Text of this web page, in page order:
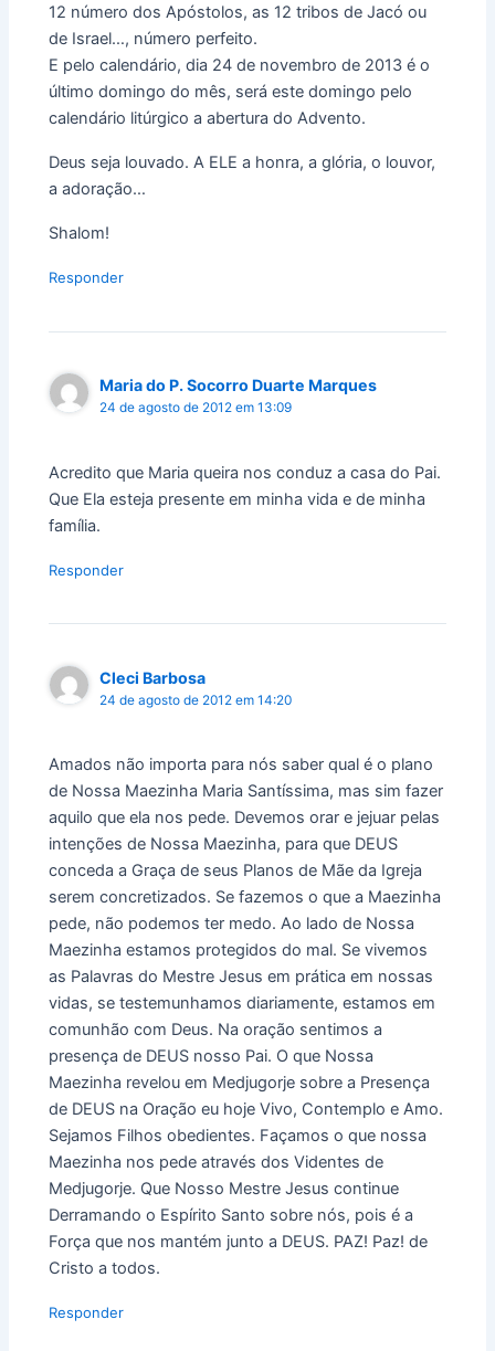
12 número dos Apóstolos, as 12 tribos de Jacó ou
de Israel…, número perfeito.
E pelo calendário, dia 24 de novembro de 2013 é o
último domingo do mês, será este domingo pelo
calendário litúrgico a abertura do Advento.
Deus seja louvado. A ELE a honra, a glória, o louvor,
a adoração…
Shalom!
Responder
Maria do P. Socorro Duarte Marques
24 de agosto de 2012 em 13:09
Acredito que Maria queira nos conduz a casa do Pai.
Que Ela esteja presente em minha vida e de minha
família.
Responder
Cleci Barbosa
24 de agosto de 2012 em 14:20
Amados não importa para nós saber qual é o plano
de Nossa Maezinha Maria Santíssima, mas sim fazer
aquilo que ela nos pede. Devemos orar e jejuar pelas
intenções de Nossa Maezinha, para que DEUS
conceda a Graça de seus Planos de Mãe da Igreja
serem concretizados. Se fazemos o que a Maezinha
pede, não podemos ter medo. Ao lado de Nossa
Maezinha estamos protegidos do mal. Se vivemos
as Palavras do Mestre Jesus em prática em nossas
vidas, se testemunhamos diariamente, estamos em
comunhão com Deus. Na oração sentimos a
presença de DEUS nosso Pai. O que Nossa
Maezinha revelou em Medjugorje sobre a Presença
de DEUS na Oração eu hoje Vivo, Contemplo e Amo.
Sejamos Filhos obedientes. Façamos o que nossa
Maezinha nos pede através dos Videntes de
Medjugorje. Que Nosso Mestre Jesus continue
Derramando o Espírito Santo sobre nós, pois é a
Força que nos mantém junto a DEUS. PAZ! Paz! de
Cristo a todos.
Responder